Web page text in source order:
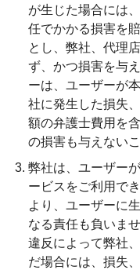
が生じた場合には
任でかかる損害を
とし、弊社、代理
ず、かつ損害を与
ーは、ユーザーが
社に発生した損失
額の弁護士費用を
の損害も与えない
弊社は、ユーザー
ービスをご利用で
より、ユーザーに
なる責任も負いま
違反によって弊社
だ場合には、損失